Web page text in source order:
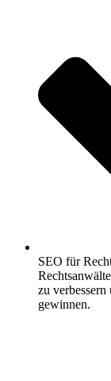
SEO für
zu
gewinnen.